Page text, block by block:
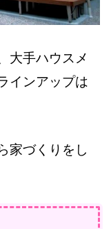
大手ハウスメ
インアップは
家づくりをし